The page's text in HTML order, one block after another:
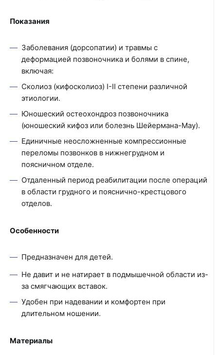
Показания
Заболевания (дорсопатии) и травмы с
деформацией позвоночника и болями в спине,
включая:
Сколиоз (кифосколиоз) I-II степени различной
этиологии.
Юношеский остеохондроз позвоночника
(юношеский кифоз или болезнь Шейермана-Мау).
Единичные неосложненные компрессионные
переломы позвонков в нижнегрудном и
поясничном отделе.
Отдаленный период реабилитации после операций
в области грудного и пояснично-крестцового
отделов.
Особенности
Предназначен для детей.
Не давит и не натирает в подмышечной области из-
за смягчающих вставок.
Удобен при надевании и комфортен при
длительном ношении.
Материалы